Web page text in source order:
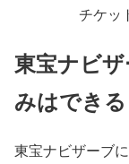
チケッ
東宝ナビ
みはでき
東宝ナビザーブ